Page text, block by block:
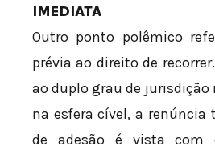
IMEDIATA
Outro ponto polêmico
prévia ao direito de
ao duplo grau de jurisdição
na esfera cível, a
de adesão é vista com